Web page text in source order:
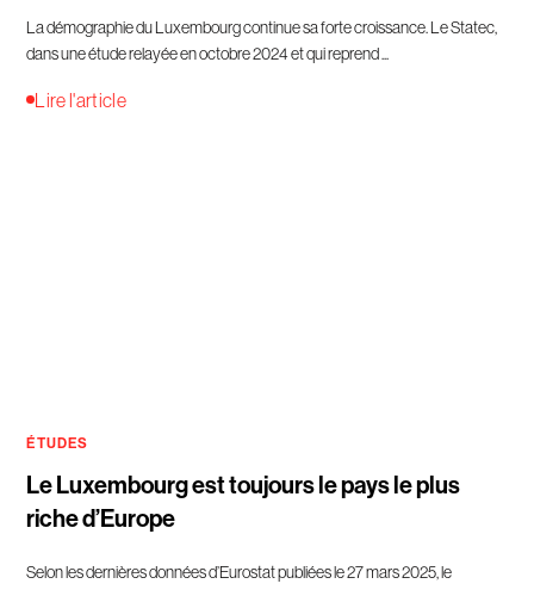
La démographie du Luxembourg continue sa forte croissance. Le Statec,
dans une étude relayée en octobre 2024 et qui reprend ...
Lire l'article
ÉTUDES
Le Luxembourg est toujours le pays le plus
riche d’Europe
Selon les dernières données d’Eurostat publiées le 27 mars 2025, le